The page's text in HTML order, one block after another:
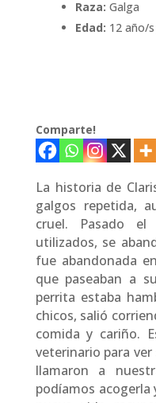
Raza: Galga
Edad: 12 año/
Comparte!
La historia de
galgos repetida,
cruel. Pasado
utilizados, se
fue abandonada
que paseaban a
perrita estaba
chicos, salió
comida y cariño.
veterinario para ver
llamaron a
podíamos acogerla